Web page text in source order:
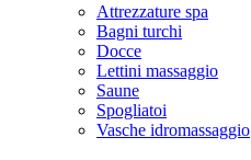
Attrezzature spa
Bagni turchi
Docce
Lettini massaggio
Saune
Spogliatoi
Vasche idromassaggio